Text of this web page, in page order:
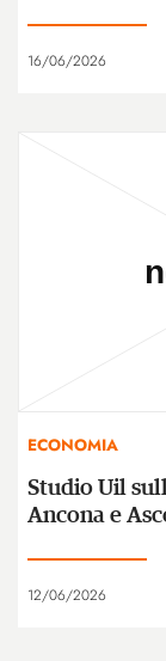
16/06/2026
ECONOMIA
Studio Uil
Ancona e
12/06/2026